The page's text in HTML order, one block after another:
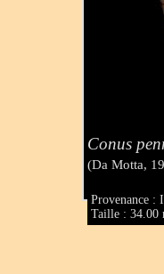
Conus
(Da Motta,
Provenance :
Taille : 34.00